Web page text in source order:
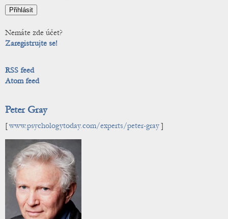
Nemáte zde účet?
Zaregistrujte se!
RSS feed
Atom feed
Peter Gray
[www.psychologytoday.com/experts/peter-gray]